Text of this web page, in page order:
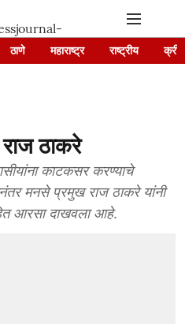
ठाणे महाराष्ट्र राष्ट्रीय
ठाकरे
काटकसर करण्याचे
मनसे प्रमुख राज ठाकरे यांनी
आरसा दाखवला आहे.